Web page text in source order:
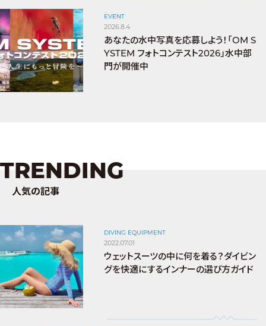
EVENT
2026.8.4
あなたの水中写真を応募しよう！「OM S
YSTEM フォトコンテスト2026」水中部
門が開催中
TRENDING
人気の記事
DIVING EQUIPMENT
2022.07.01
ウェットスーツの中に何を着る？ダイビン
グを快適にするインナーの選び方ガイド